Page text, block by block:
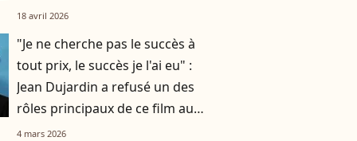
18 avril 2026
"Je ne cherche pas le succès à
tout prix, le succès je l'ai eu" :
Jean Dujardin a refusé un des
rôles principaux de ce film aux
20 millions d’entrées
4 mars 2026